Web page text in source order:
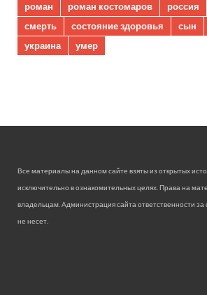
роман
роман костомаров россия
смерть
состояние здоровья сын
украина
умер
Все материалы на данном сайте взяты из открытых
исключительно в ознакомительных целях. Права на
владельцам. Администрация сайта ответственности
не несет.